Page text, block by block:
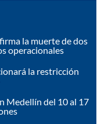
la muerte de dos
operacionales
la restricción
Medellín del 10 al 17